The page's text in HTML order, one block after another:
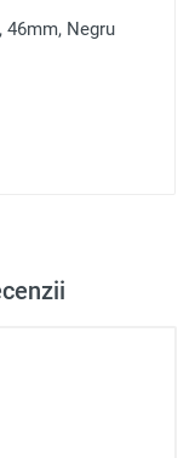
46mm, Negru